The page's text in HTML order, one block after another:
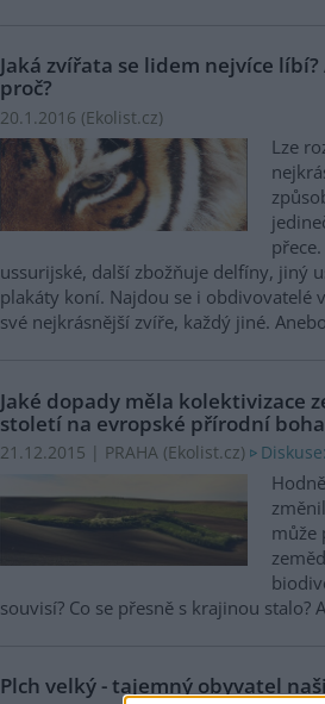
Jaká zvířata se lidem nejvíce
proč?
20.1.2016 (Ekolist.cz)
Lze
ussurijské, další zbožňuje delfíny, jiný
plakáty koní. Najdou se i obdivovatelé
své nejkrásnější zvíře, každý jiné.
Jaké dopady měla kolektivizace
století na evropské přírodní
21.12.2015 | PRAHA (Ekolist.cz)
může
souvisí? Co se přesně s krajinou stalo?
Plch velký - tajemný obyvatel